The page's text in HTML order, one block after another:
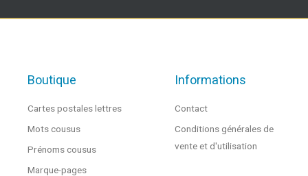
Boutique
Cartes postales lettres
Mots cousus
Prénoms cousus
Marque-pages
Informations
Contact
Conditions générales de
vente et d'utilisation